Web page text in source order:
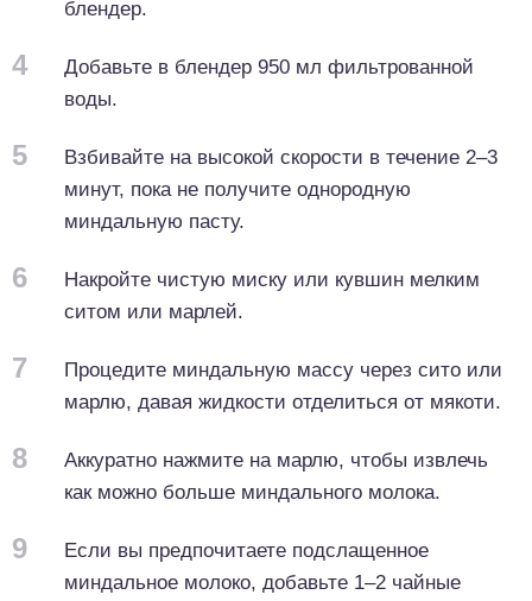
блендер.
4
Добавьте в блендер 950 мл фильтрованной
воды.
5
Взбивайте на высокой скорости в течение 2–3
минут, пока не получите однородную
миндальную пасту.
6
Накройте чистую миску или кувшин мелким
ситом или марлей.
7
Процедите миндальную массу через сито или
марлю, давая жидкости отделиться от мякоти.
8
Аккуратно нажмите на марлю, чтобы извлечь
как можно больше миндального молока.
9
Если вы предпочитаете подслащенное
миндальное молоко, добавьте 1–2 чайные